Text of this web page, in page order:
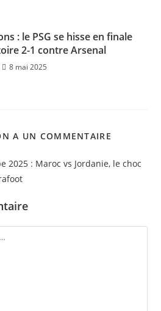
: le PSG se hisse en finale
2-1 contre Arsenal
8 mai 2025
A UN COMMENTAIRE
2025 : Maroc vs Jordanie, le choc